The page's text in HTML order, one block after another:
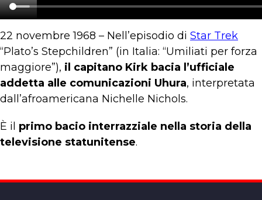
22 novembre 1968 – Nell’episodio di Star Trek
“Plato’s Stepchildren” (in Italia: “Umiliati per forza
maggiore”), il capitano Kirk bacia l’ufficiale
addetta alle comunicazioni Uhura, interpretata
dall’afroamericana Nichelle Nichols.
È il primo bacio interrazziale nella storia della
televisione statunitense.